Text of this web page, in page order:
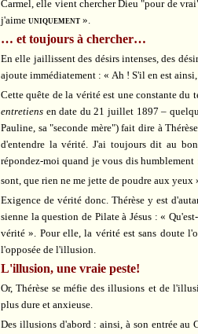
Carmel, elle vient chercher Dieu "pour de
j'aime uniquement ».
… et toujours à chercher…
En elle jaillissent des désirs intenses, des
ajoute immédiatement : « Ah ! S'il en est
Cette quête de la vérité est une constante du
entretiens en date du 21 juillet 1897 –
Pauline, sa "seconde mère") fait dire à
d'entendre la vérité. J'ai toujours dit au
répondez-moi quand je vous dis
sont, que rien ne me jette de poudre aux yeux
Exigence de vérité donc. Thérèse y est
sienne la question de Pilate à Jésus : «
vérité ». Pour elle, la vérité est sans doute
l'opposée de l'illusion.
L'illusion, une vraie peste!
Or, Thérèse se méfie des illusions et de
plus dure et anxieuse.
Des illusions d'abord : ainsi, à son entrée